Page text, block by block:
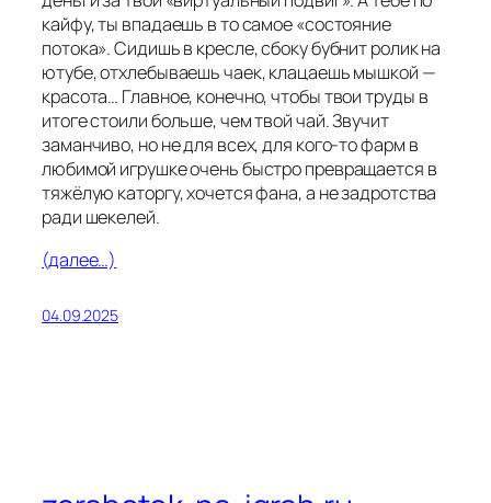
кайфу, ты впадаешь в то самое «состояние
потока». Сидишь в кресле, сбоку бубнит ролик на
ютубе, отхлебываешь чаек, клацаешь мышкой —
красота… Главное, конечно, чтобы твои труды в
итоге стоили больше, чем твой чай. Звучит
заманчиво, но не для всех, для кого-то фарм в
любимой игрушке очень быстро превращается в
тяжёлую каторгу, хочется фана, а не задротства
ради шекелей.
(далее…)
04.09.2025